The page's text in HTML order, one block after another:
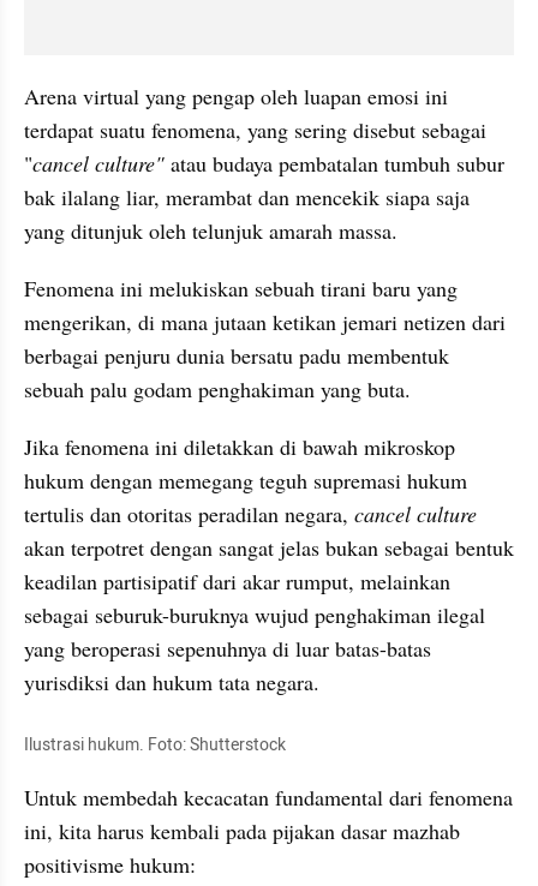
Arena virtual yang pengap oleh luapan emosi ini
terdapat suatu fenomena, yang sering disebut sebagai
"cancel culture" atau budaya pembatalan tumbuh subur
bak ilalang liar, merambat dan mencekik siapa saja
yang ditunjuk oleh telunjuk amarah massa.
Fenomena ini melukiskan sebuah tirani baru yang
mengerikan, di mana jutaan ketikan jemari netizen dari
berbagai penjuru dunia bersatu padu membentuk
sebuah palu godam penghakiman yang buta.
Jika fenomena ini diletakkan di bawah mikroskop
hukum dengan memegang teguh supremasi hukum
tertulis dan otoritas peradilan negara,
akan terpotret dengan sangat jelas bukan sebagai bentuk
keadilan partisipatif dari akar rumput, melainkan
sebagai seburuk-buruknya wujud penghakiman ilegal
yang beroperasi sepenuhnya di luar batas-batas
yurisdiksi dan hukum tata negara.
Ilustrasi hukum. Foto: Shutterstock
Untuk membedah kecacatan fundamental dari fenomena
ini, kita harus kembali pada pijakan dasar mazhab
positivisme hukum: